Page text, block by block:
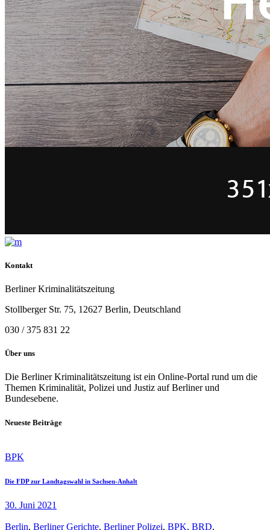
Kontakt
Berliner Kriminalitätszeitung
Stollberger Str. 75, 12627 Berlin, Deutschland
030 / 375 831 22
Über uns
Die Berliner Kriminalitätszeitung ist ein Online-Portal rund um die
Themen Kriminalität, Polizei und Justiz auf Berliner und
Bundesebene.
Neueste Beiträge
BPK
Die FDP zur Landtagswahl in Sachsen-Anhalt
30. Juni 2021
Berlin, Berliner Gerichte, Berliner Polizei, BPK, BRD,